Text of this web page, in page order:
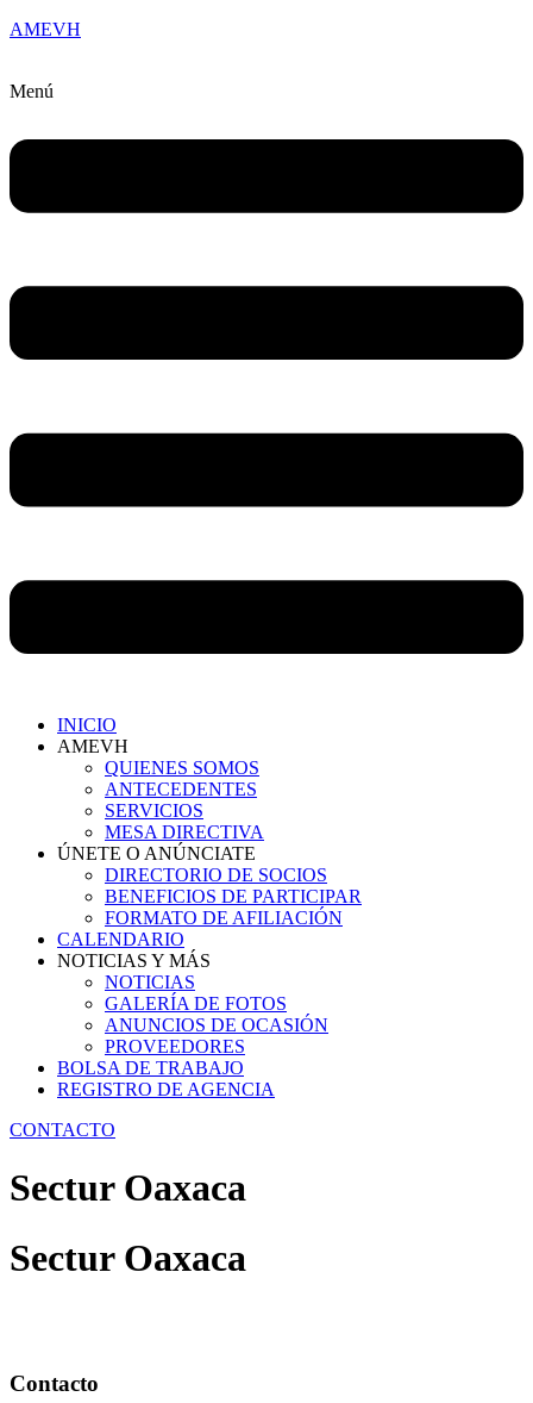
AMEVH
Menú
INICIO
AMEVH
QUIENES SOMOS
ANTECEDENTES
SERVICIOS
MESA DIRECTIVA
ÚNETE O ANÚNCIATE
DIRECTORIO DE SOCIOS
BENEFICIOS DE PARTICIPAR
FORMATO DE AFILIACIÓN
CALENDARIO
NOTICIAS Y MÁS
NOTICIAS
GALERÍA DE FOTOS
ANUNCIOS DE OCASIÓN
PROVEEDORES
BOLSA DE TRABAJO
REGISTRO DE AGENCIA
CONTACTO
Sectur Oaxaca
Sectur Oaxaca
Contacto